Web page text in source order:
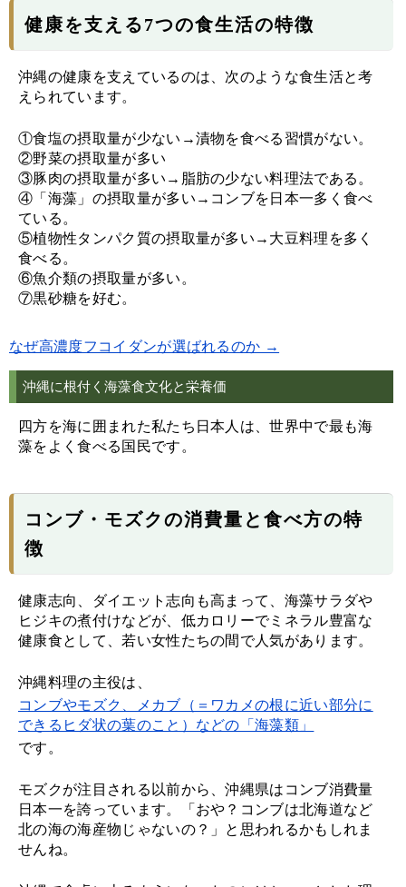
健康を支える7つの食生活の特徴
沖縄の健康を支えているのは、次のような食生活と考
えられています。
①食塩の摂取量が少ない→漬物を食べる習慣がない。
②野菜の摂取量が多い
③豚肉の摂取量が多い→脂肪の少ない料理法である。
④「海藻」の摂取量が多い→コンブを日本一多く食べ
ている。
⑤植物性タンパク質の摂取量が多い→大豆料理を多く
食べる。
⑥魚介類の摂取量が多い。
⑦黒砂糖を好む。
なぜ高濃度フコイダンが選ばれるのか →
沖縄に根付く海藻食文化と栄養価
四方を海に囲まれた私たち日本人は、世界中で最も海
藻をよく食べる国民です。
コンブ・モズクの消費量と食べ方の特
徴
健康志向、ダイエット志向も高まって、海藻サラダや
ヒジキの煮付けなどが、低カロリーでミネラル豊富な
健康食として、若い女性たちの間で人気があります。
沖縄料理の主役は、
コンブやモズク、メカブ（＝ワカメの根に近い部分に
できるヒダ状の葉のこと）などの「海藻類」
です。
モズクが注目される以前から、沖縄県はコンブ消費量
日本一を誇っています。「おや？コンブは北海道など
北の海の海産物じゃないの？」と思われるかもしれま
せんね。